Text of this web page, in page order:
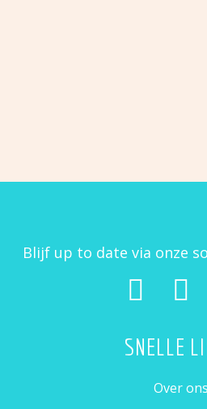
Blijf up to date via onze
SNELLE
Over ons